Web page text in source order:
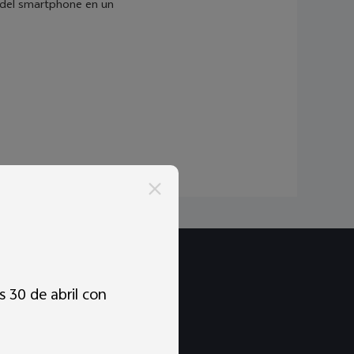
smartphone en un
30 de abril con